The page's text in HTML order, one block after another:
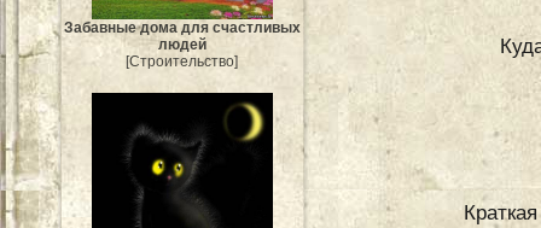
Забавные дома для счастливых
людей
[Строительство]